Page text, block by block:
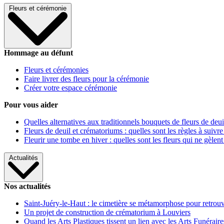
Fleurs et cérémonie
Hommage au défunt
Fleurs et cérémonies
Faire livrer des fleurs pour la cérémonie
Créer votre espace cérémonie
Pour vous aider
Quelles alternatives aux traditionnels bouquets de fleurs de
Fleurs de deuil et crématoriums : quelles sont les règles à
Fleurir une tombe en hiver : quelles sont les fleurs qui ne gèlent
Actualités
Nos actualités
Saint-Juéry-le-Haut : le cimetière se métamorphose pour
Un projet de construction de crématorium à Louviers
Quand les Arts Plastiques tissent un lien avec les Arts